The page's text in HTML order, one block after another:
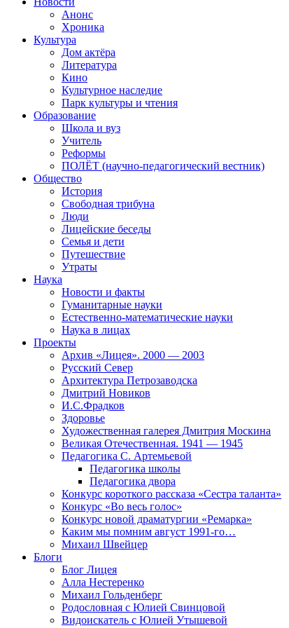
Анонс
Хроника
Культура
Дом актёра
Литература
Кино
Культурное наследие
Парк культуры и чтения
Образование
Школа и вуз
Учитель
Реформы
ПОЛЁТ (научно-педагогический вестник)
Общество
История
Свободная трибуна
Люди
Лицейские беседы
Семья и дети
Путешествие
Утраты
Наука
Новости и факты
Гуманитарные науки
Естественно-математические науки
Наука в лицах
Проекты
Архив «Лицея». 2000 — 2003
Русский Север
Архитектура Петрозаводска
Дмитрий Новиков
И.С.Фрадков
Здоровье
Художественная галерея Дмитрия Москина
Великая Отечественная. 1941 — 1945
Педагогика С. Артемьевой
Педагогика школы
Педагогика двора
Конкурс короткого рассказа «Сестра таланта»
Конкурс «Во весь голос»
Конкурс новой драматургии «Ремарка»
Каким мы помним август 1991-го…
Михаил Швейцер
Блоги
Блог Лицея
Алла Нестеренко
Михаил Гольденберг
Родословная с Юлией Свинцовой
Видоискатель с Юлией Утышевой